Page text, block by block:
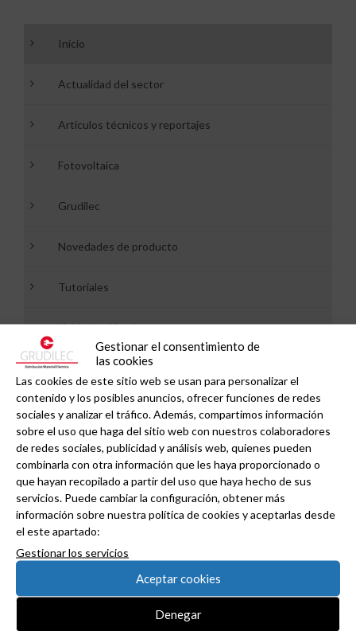
Gestionar el consentimiento de
las cookies
Las cookies de este sitio web se usan para personalizar el
contenido y los posibles anuncios, ofrecer funciones de redes
sociales y analizar el tráfico. Además, compartimos información
sobre el uso que haga del sitio web con nuestros colaboradores
de redes sociales, publicidad y análisis web, quienes pueden
combinarla con otra información que les haya proporcionado o
que hayan recopilado a partir del uso que haya hecho de sus
servicios. Puede cambiar la configuración, obtener más
información sobre nuestra política de cookies y aceptarlas desde
el este apartado:
Gestionar los servicios
Aceptar cookies
Denegar
Inicio
Actualidad del sector
Artículos técnicos y reportajes
Fotovoltaica
Grudilec
Novedades de producto
Tutoriales
Vehículo eléctrico
Recibe nuestras noticias a tu email
Newsletter GRUDILEC: